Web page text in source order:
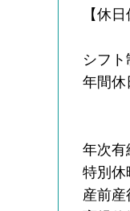
【休日
シフ
年間休
年次有
特別休
産前産